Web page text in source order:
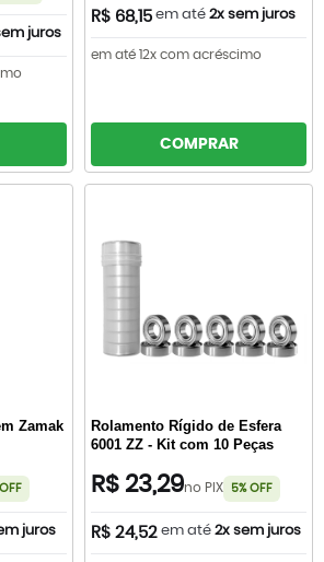
juros
R$ 68,15 em até 2x sem juros
em até 12x com acréscimo
COMPRAR
Zamak
juros
Rolamento Rígido de Esfera
6001 ZZ - Kit com 10 Peças
R$ 23,29no PIX 5% OFF
R$ 24,52 em até 2x sem juros